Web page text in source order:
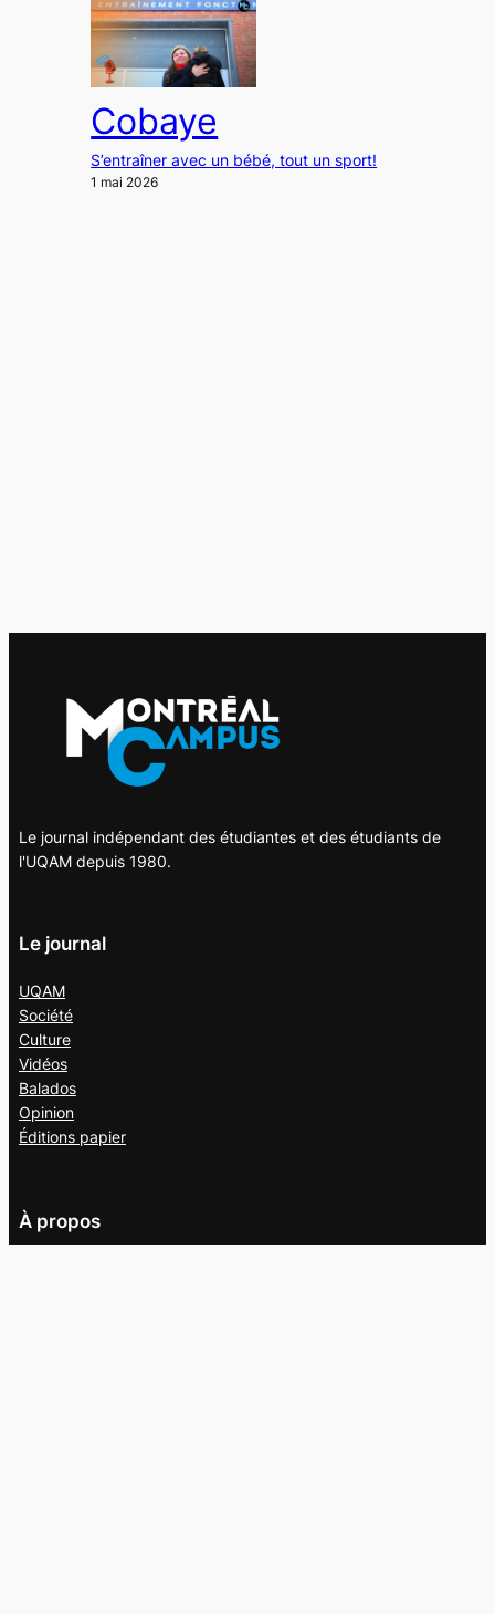
Cobaye
S’entraîner avec un bébé, tout un sport!
1 mai 2026
Le journal indépendant des étudiantes et des étudiants de
l'UQAM depuis 1980.
Le journal
UQAM
Société
Culture
Vidéos
Balados
Opinion
Éditions papier
À propos